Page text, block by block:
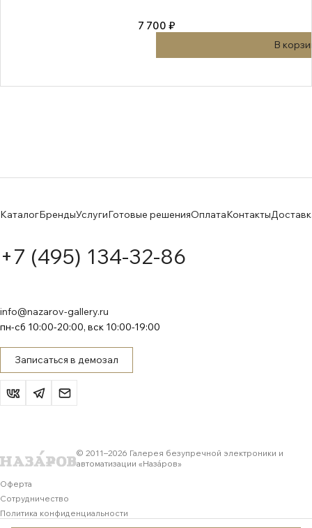
7 700 ₽
В
КаталогБрендыУслугиГотовые решенияОплатаКонтакты
+7 (495) 134-32-86
info@nazarov-gallery.ru
пн-сб 10:00-20:00, вск 10:00-19:00
Записаться в демозал
© 2011–2026 Галерея безупречной электроники и
автоматизации «Назáров»
Оферта
Сотрудничество
Политика конфиденциальности